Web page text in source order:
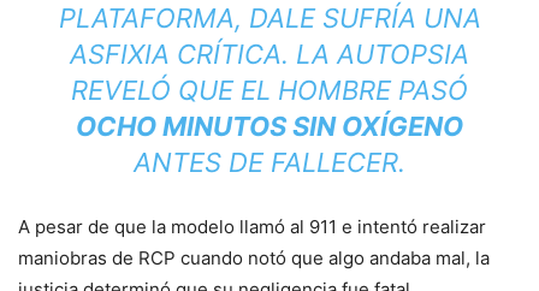
PLATAFORMA, DALE SUFRÍA UNA
ASFIXIA CRÍTICA. LA AUTOPSIA
REVELÓ QUE EL HOMBRE PASÓ
OCHO MINUTOS SIN OXÍGENO
ANTES DE FALLECER.
A pesar de que la modelo llamó al 911 e intentó realizar
maniobras de RCP cuando notó que algo andaba mal, la